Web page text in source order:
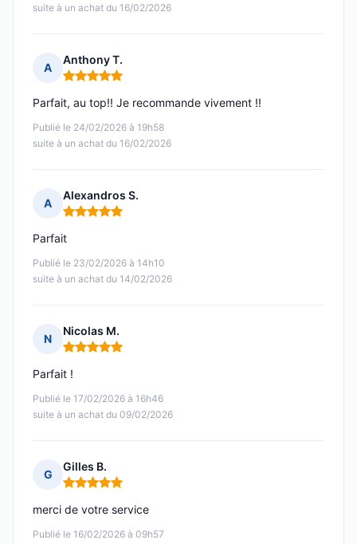
suite à un achat du 16/02/2026
A
Anthony T.
Note : 5 sur 5
Publié le 24/02/2026 à 19h58
suite à un achat du 16/02/2026
Parfait, au top!! Je recommande vivement !!
A
Alexandros S.
Note : 5 sur 5
Publié le 23/02/2026 à 14h10
suite à un achat du 14/02/2026
Parfait
N
Nicolas M.
Note : 5 sur 5
Publié le 17/02/2026 à 16h46
suite à un achat du 09/02/2026
Parfait !
G
Gilles B.
Note : 5 sur 5
Publié le 16/02/2026 à 09h57
merci de votre service